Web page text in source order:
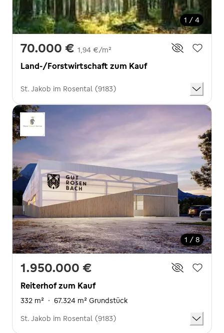
1 / 4
70.000 € 1,94 €/m²
Land-/Forstwirtschaft zum Kauf
St. Jakob im Rosental (9183)
1 / 8
1.950.000 €
Reiterhof zum Kauf
332 m² · 67.324 m² Grundstück
St. Jakob im Rosental (9183)